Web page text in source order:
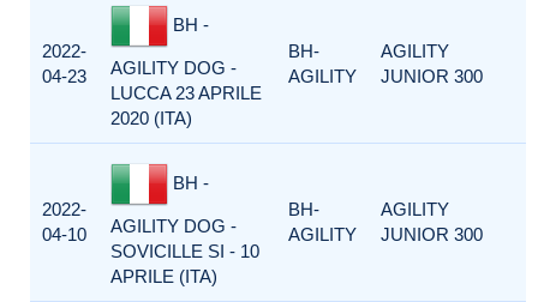
2022-
04-23
BH -
AGILITY DOG -
LUCCA 23 APRILE
2020 (ITA)
BH-
AGILITY
AGILITY
JUNIOR 300
2022-
04-10
BH -
AGILITY DOG -
SOVICILLE SI - 10
APRILE (ITA)
BH-
AGILITY
AGILITY
JUNIOR 300